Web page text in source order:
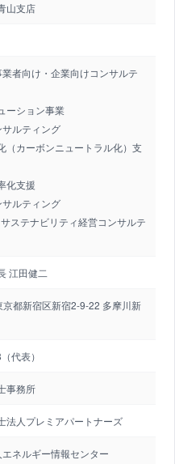
山支店
者向け・企業向けコンサルテ
ーション事業
ルティング
（カーボンニュートラル化）支
化支援
ルティング
ステナビリティ経営コンサルテ
江田健二
都新宿区新宿2-9-22 多摩川新
代表）
事務所
法人プレミアパートナーズ
ネルギー情報センター